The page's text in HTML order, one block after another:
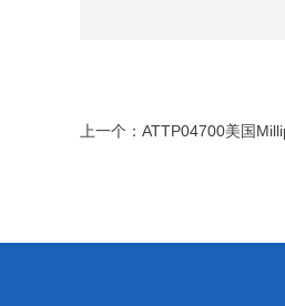
上一个： ATTP04700美国